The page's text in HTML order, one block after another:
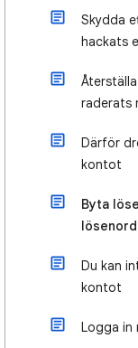
Skydda
hackats
raderats
Därför
kontot
Byta
Du kan
kontot
Logga in